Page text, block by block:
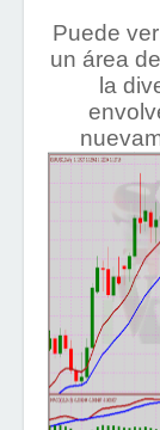
Puede
un área
la